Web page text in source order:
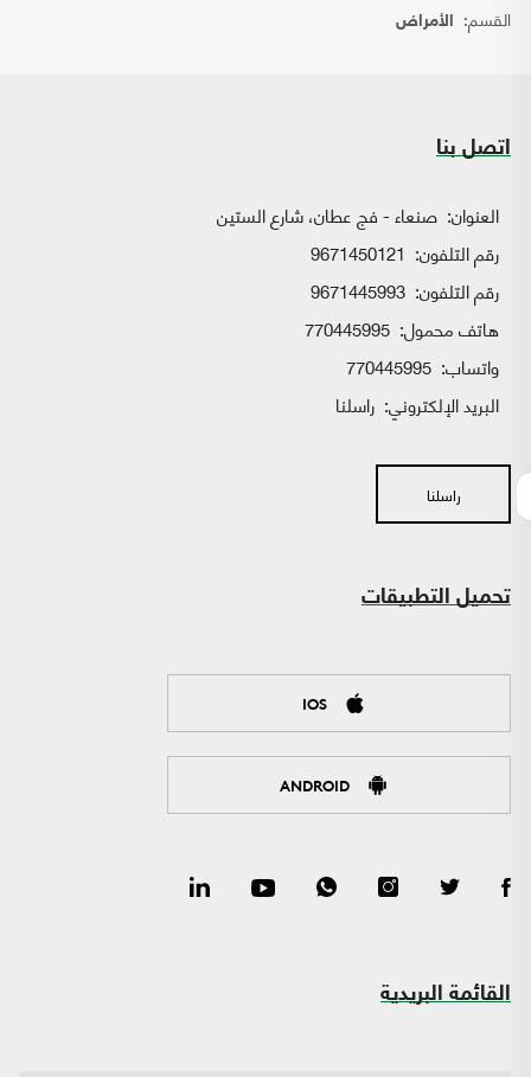
القسم: الأمراض
اتصل بنا
العنوان: صنعاء - فج عطان، شارع الستين
رقم التلفون: 9671450121
رقم التلفون: 9671445993
هاتف محمول: 770445995
واتساب:
البريد الإلكتروني: راسلنا
راسلنا
تحميل التطبيقات
IOS
ANDROID
القائمة البريدية